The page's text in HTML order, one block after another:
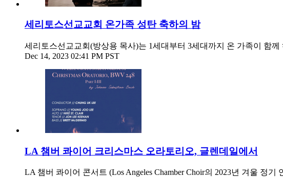
세리토스선교교회 온가족 성탄 축하의 밤
세리토스선교교회(방상용 목사)는 1세대부터 3세대까지 온 가족이 함께
Dec 14, 2023 02:41 PM PST
LA 챔버 콰이어 크리스마스 오라토리오, 글렌데일에서
LA 챔버 콰이어 콘서트 (Los Angeles Chamber Choir의 2023년 겨울 정